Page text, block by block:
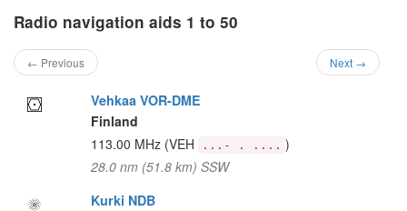
Radio navigation aids 1 to 50
← Previous Next →
Vehkaa VOR-DME
Finland
113.00 MHz (VEH ...- . .... )
28.0 nm (51.8 km) SSW
Kurki NDB